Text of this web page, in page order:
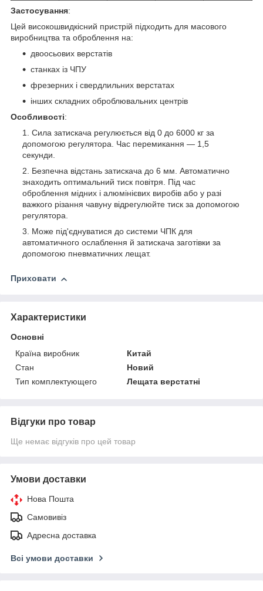
Застосування:
Цей високошвидкісний пристрій підходить для масового
виробництва та оброблення на:
двоосьових верстатів
станках із ЧПУ
фрезерних і свердлильних верстатах
інших складних оброблювальних центрів
Особливості:
Сила затискача регулюється від 0 до 6000 кг за
допомогою регулятора. Час перемикання — 1,5
секунди.
Безпечна відстань затискача до 6 мм. Автоматично
знаходить оптимальний тиск повітря. Під час
оброблення мідних і алюмінієвих виробів або у разі
важкого різання чавуну відрегулюйте тиск за допомогою
регулятора.
Може під'єднуватися до системи ЧПК для
автоматичного ослаблення й затискача заготівки за
допомогою пневматичних лещат.
Приховати
Характеристики
Основні
Країна виробник
Китай
Стан
Новий
Тип комплектующего
Лещата верстатні
Відгуки про товар
Ще немає відгуків про цей товар
Умови доставки
Нова Пошта
Самовивіз
Адресна доставка
Всі умови доставки